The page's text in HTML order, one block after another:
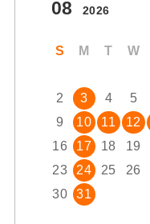
9
10
16
17
22 23
24
29 30 31
08 2026
S M T W
2
3 4 5
9
10 11 12
16
17 18 19
23
24 25 26
30
31